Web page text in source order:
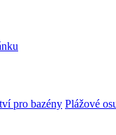
pro bazény Plážové